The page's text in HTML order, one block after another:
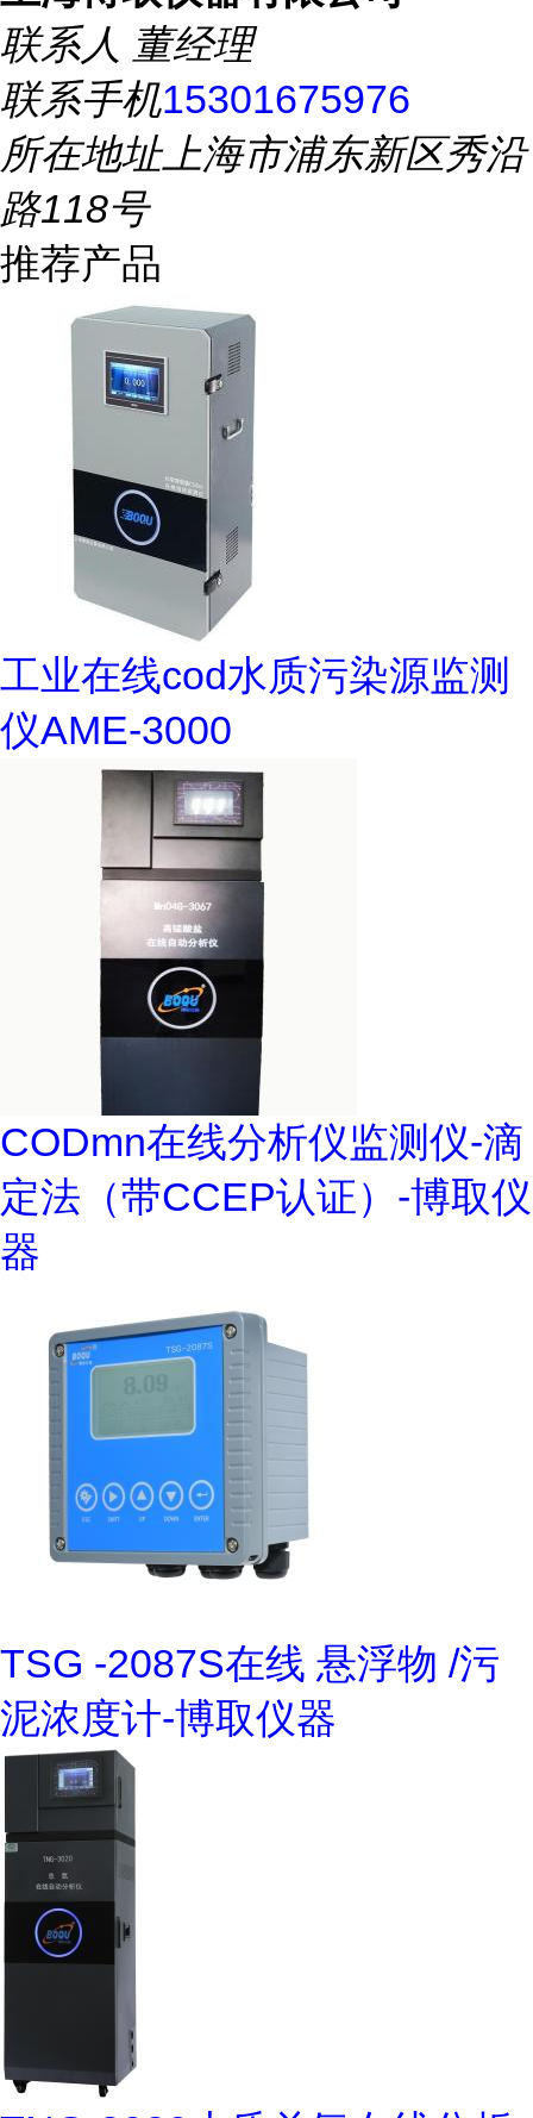
联系人 董经理
联系手机15301675976
所在地址上海市浦东新区秀沿
路118号
推荐产品
工业在线cod水质污染源监测
仪AME-3000
CODmn在线分析仪监测仪-滴
定法（带CCEP认证）-博取仪
器
TSG -2087S在线 悬浮物 /污
泥浓度计-博取仪器